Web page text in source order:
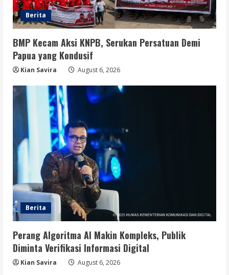
Berita
BMP Kecam Aksi KNPB, Serukan Persatuan Demi
Papua yang Kondusif
Kian Savira August 6, 2026
Berita
Perang Algoritma AI Makin Kompleks, Publik
Diminta Verifikasi Informasi Digital
Kian Savira August 6, 2026